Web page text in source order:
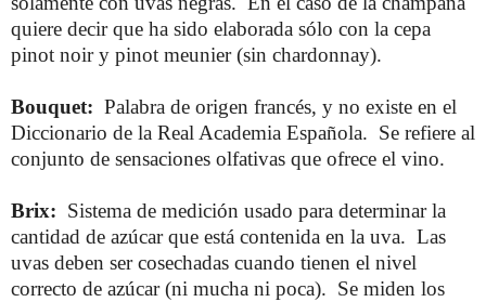
quiere decir que ha sido elaborada sólo con la cepa
pinot noir y pinot meunier (sin chardonnay).
Bouquet: Palabra de origen francés, y no existe en el
Diccionario de la Real Academia Española. Se refiere al
conjunto de sensaciones olfativas que ofrece el vino.
Brix: Sistema de medición usado para determinar la
cantidad de azúcar que está contenida en la uva. Las
uvas deben ser cosechadas cuando tienen el nivel
correcto de azúcar (ni mucha ni poca). Se miden los